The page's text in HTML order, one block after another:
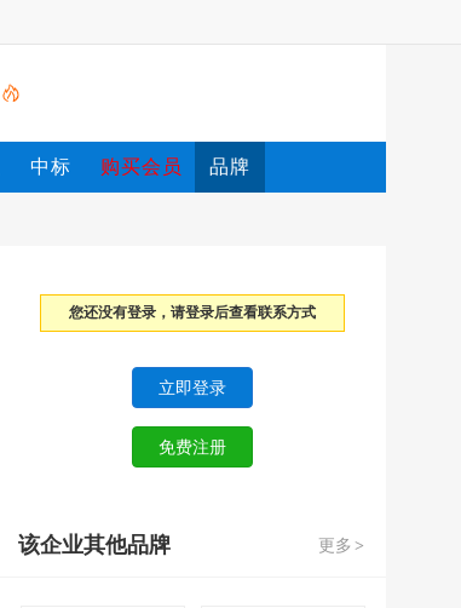
中标 购买会员 品牌
您还没有登录，请登录后查看联系方式
更多 >
该企业其他品牌